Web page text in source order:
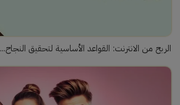
الربح من الانترنت: القواعد الأساسية لتحقيق النجاح...